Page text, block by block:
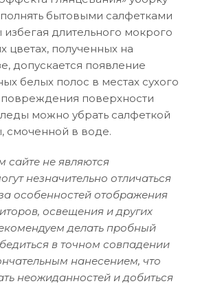
бытовыми салфетками
длительного мокрого
цветах, полученных на
допускается появление
белых полос в местах сухого
поверхности
можно убрать салфеткой
смоченной в воде.
сайте не являются
незначительно отличаться
особенностей отображения
освещения и других
делать пробный
в точном совпадении
нанесением, что
неожиданностей и добиться